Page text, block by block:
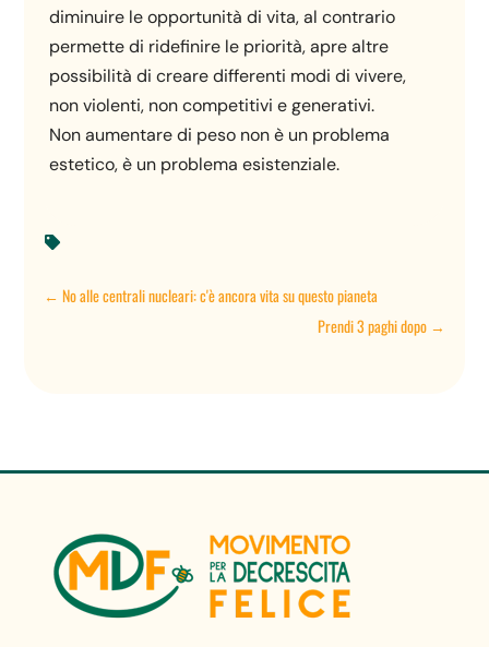
diminuire le opportunità di vita, al contrario
permette di ridefinire le priorità, apre altre
possibilità di creare differenti modi di vivere,
non violenti, non competitivi e generativi.
Non aumentare di peso non è un problema
estetico, è un problema esistenziale.

←No alle centrali nucleari: c'è ancora vita su questo pianeta
Prendi 3 paghi dopo→